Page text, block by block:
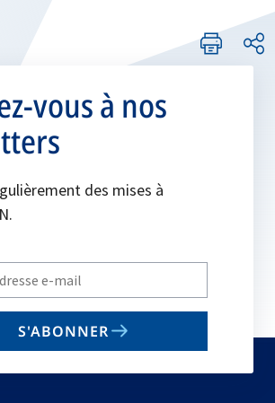
vous à nos
des mises à
S'ABONNER